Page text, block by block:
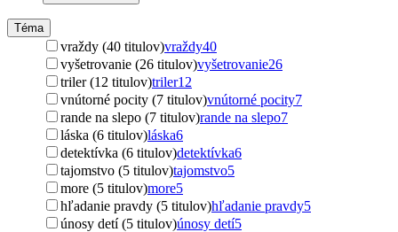
Téma
vraždy (40 titulov)vraždy40
vyšetrovanie (26 titulov)vyšetrovanie26
triler (12 titulov)triler12
vnútorné pocity (7 titulov)vnútorné pocity7
rande na slepo (7 titulov)rande na slepo7
láska (6 titulov)láska6
detektívka (6 titulov)detektívka6
tajomstvo (5 titulov)tajomstvo5
more (5 titulov)more5
hľadanie pravdy (5 titulov)hľadanie pravdy5
únosy detí (5 titulov)únosy detí5